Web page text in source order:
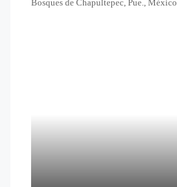
Bosques de Chapultepec, Pue., México